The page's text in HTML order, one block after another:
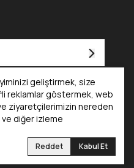
geliştirmek, size
reklamlar göstermek, web
ziyaretçilerimizin nereden
diğer izleme
Reddet Kabul Et